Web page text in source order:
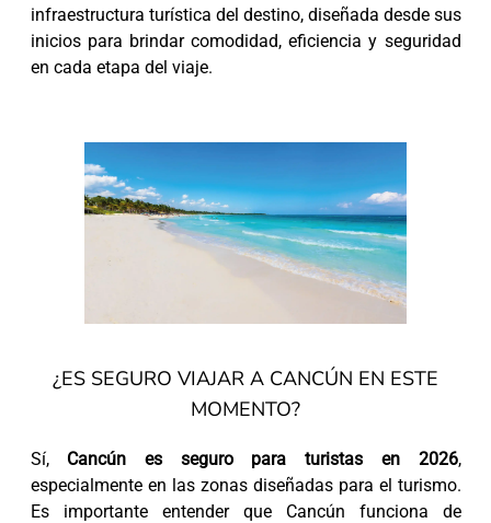
infraestructura turística del destino, diseñada desde sus
inicios para brindar comodidad, eficiencia y seguridad
en cada etapa del viaje.
¿ES SEGURO VIAJAR A CANCÚN EN ESTE
MOMENTO?
Sí, Cancún es seguro para turistas en 2026,
especialmente en las zonas diseñadas para el turismo.
Es importante entender que Cancún funciona de